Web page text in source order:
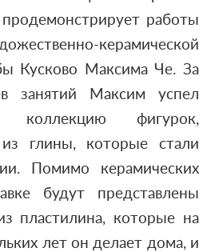
работы
керамической
Кусково Максима Че. За
занятий Максим успел
коллекцию фигурок,
глины, которые стали
Помимо керамических
будут представлены
пластилина, которые на
лет он делает дома, и